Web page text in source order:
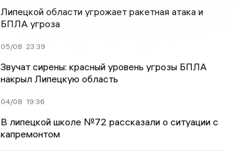
Липецкой области угрожает ракетная атака и
БПЛА угроза
05/08 23:39
Звучат сирены: красный уровень угрозы БПЛА
накрыл Липецкую область
04/08 19:36
В липецкой школе №72 рассказали о ситуации с
капремонтом